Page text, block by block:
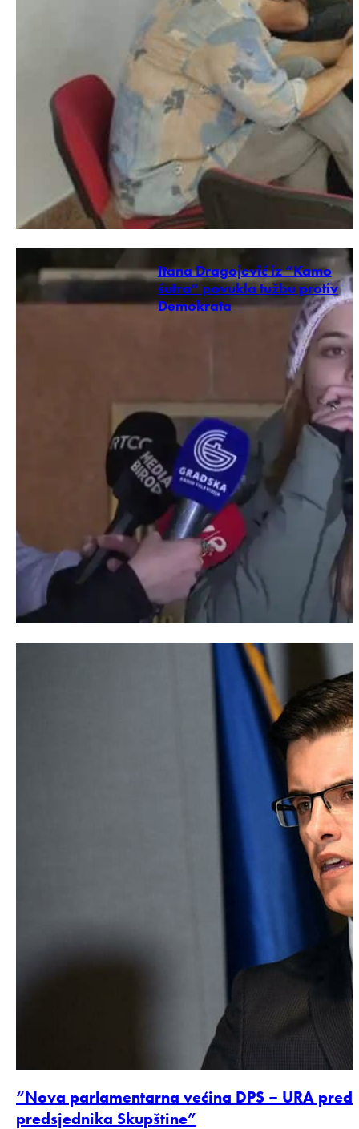
Itana Dragojević iz “Kamo
śutra“ povukla tužbu protiv
Demokrata
“Nova parlamentarna većina DPS – URA
predsjednika Skupštine”